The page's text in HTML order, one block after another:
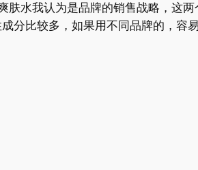
水我认为是品牌的销售战略，这两
分比较多，如果用不同品牌的，容